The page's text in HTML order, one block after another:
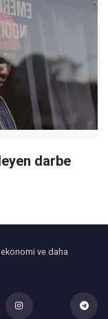
darbe
ve daha